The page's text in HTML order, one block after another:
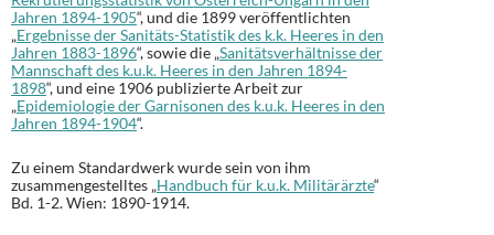
Jahren 1894-1905“, und die 1899 veröffentlichten
„Ergebnisse der Sanitäts-Statistik des k.k. Heeres in den
Jahren 1883-1896“, sowie die „Sanitätsverhältnisse der
Mannschaft des k.u.k. Heeres in den Jahren 1894-
1898“, und eine 1906 publizierte Arbeit zur
„Epidemiologie der Garnisonen des k.u.k. Heeres in den
Jahren 1894-1904“.
Zu einem Standardwerk wurde sein von ihm
zusammengestelltes „Handbuch für k.u.k. Militärärzte“
Bd. 1-2. Wien: 1890-1914.